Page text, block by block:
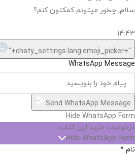
سلام, چطور میتونم کمکتون کنم؟
14:43
"+chaty_settings.lang.emoji_picker+"
WhatsApp Message
Send WhatsApp Message
Hide WhatsApp Form
درخواست خرید این کتاب
Hide WhatsApp Form
نام *